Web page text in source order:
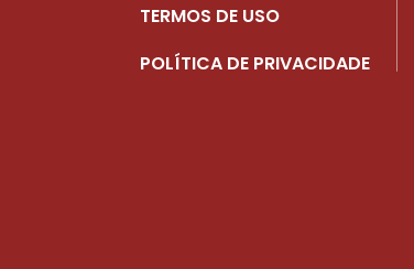
TERMOS DE USO
POLÍTICA DE PRIVACIDADE